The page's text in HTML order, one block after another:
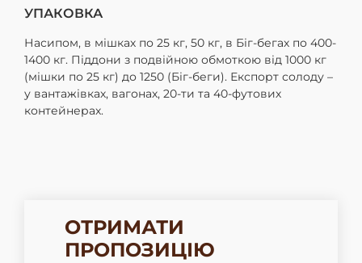
УПАКОВКА
Насипом, в мішках по 25 кг, 50 кг, в Біг-бегах по 400-
1400 кг. Піддони з подвійною обмоткою від 1000 кг
(мішки по 25 кг) до 1250 (Біг-беги). Експорт солоду –
у вантажівках, вагонах, 20-ти та 40-футових
контейнерах.
ОТРИМАТИ
ПРОПОЗИЦІЮ